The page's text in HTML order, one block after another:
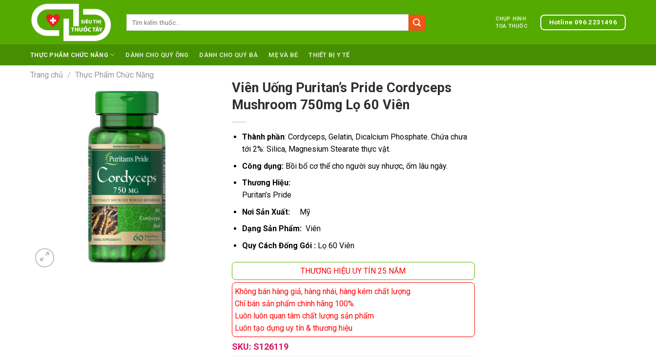
CHỤP HÌNH
TOA THUỐC
Hotline 096 2231496
THỰC PHẨM CHỨC NĂNG DÀNH CHO QUÝ ÔNG DÀNH CHO QUÝ BÀ MẸ VÀ BÉ THIẾT BỊ Y TẾ
Trang chủ / Thực Phẩm Chức Năng
Viên Uống Puritan’s Pride Cordyceps
Mushroom 750mg Lọ 60 Viên
Thành phần: Cordyceps, Gelatin, Dicalcium Phosphate. Chứa chưa
tới 2%: Silica, Magnesium Stearate thực vật.
Công dụng: Bồi bổ cơ thể cho người suy nhược, ốm lâu ngày.
Thương Hiệu:
Puritan’s Pride
Nơi Sản Xuất: Mỹ
Dạng Sản Phẩm: Viên
Quy Cách Đống Gói : Lọ 60 Viên
THƯƠNG HIỆU UY TÍN 25 NĂM
Không bán hàng giả, hàng nhái, hàng kém chất lượng
Chỉ bán sản phẩm chính hãng 100%
Luôn luôn quan tâm chất lượng sản phẩm
Luôn tạo dựng uy tín & thương hiệu
SKU: S126119